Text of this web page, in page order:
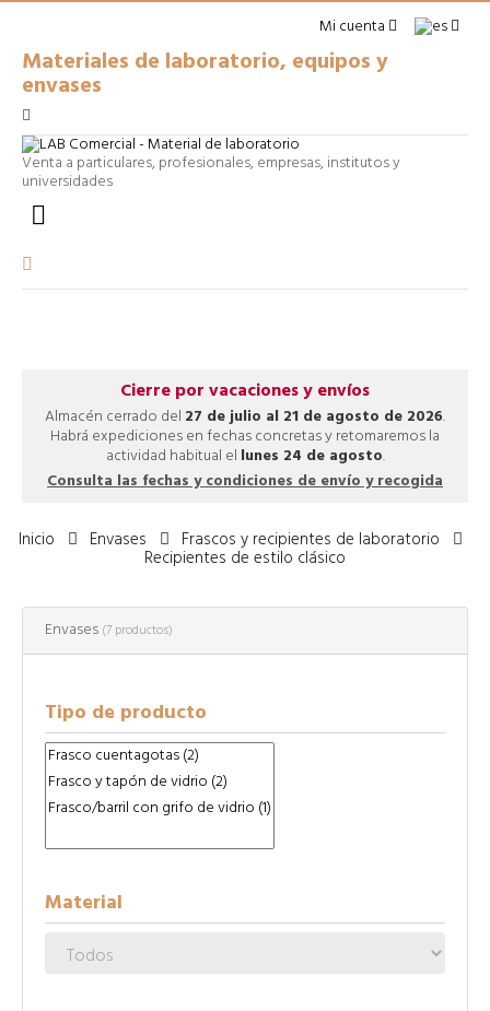
Mi cuenta
Materiales de laboratorio, equipos y
envases
Venta a particulares, profesionales, empresas, institutos y
universidades

Cierre por vacaciones y envíos
Almacén cerrado del 27 de julio al 21 de agosto de 2026.
Habrá expediciones en fechas concretas y retomaremos la
actividad habitual el lunes 24 de agosto.
Consulta las fechas y condiciones de envío y recogida
Inicio Envases Frascos y recipientes de laboratorio
Recipientes de estilo clásico
Envases (7 productos)
Tipo de producto
Material